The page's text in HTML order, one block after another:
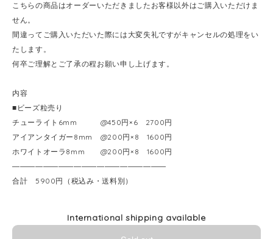
こちらの商品はオーダーいただきましたお客様以外はご購入いただけま
せん。
間違ってご購入いただいた際には大変失礼ですがキャンセルの処理をい
たします。
何卒ご理解とご了承の程お願い申し上げます。
内容
■ビーズ粒売り
チューライト6mm @450円×6 2700円
アイアンタイガー8mm @200円×8 1600円
ホワイトオーラ8mm @200円×8 1600円
――――――――――――――――――――
合計 5900円（税込み・送料別）
International shipping available